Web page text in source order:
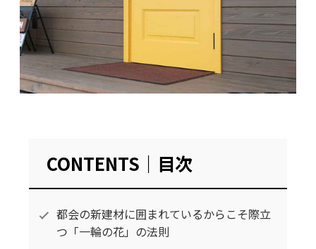
CONTENTS｜目次
都会の新建材に囲まれているからこそ際立
つ「一輪の花」の法則